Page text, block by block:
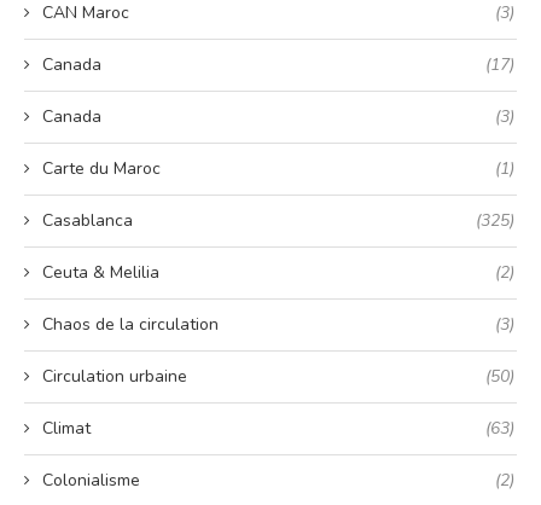
CAN Maroc (3)
Canada (17)
Canada (3)
Carte du Maroc (1)
Casablanca (325)
Ceuta & Melilia (2)
Chaos de la circulation (3)
Circulation urbaine (50)
Climat (63)
Colonialisme (2)